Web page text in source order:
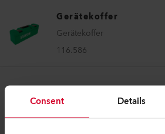
Consent Details
Gerätekoffer
Gerätekoffer
116.586
Gerätekoffer